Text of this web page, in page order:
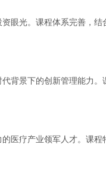
眼光。课程体系完善，
背景下的创新管理能力
医疗产业领军人才。课